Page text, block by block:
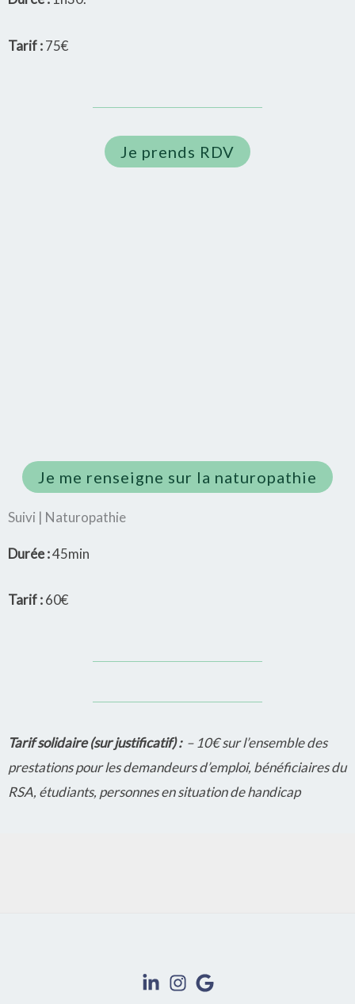
Tarif :75€
Je prends RDV
Je me renseigne sur la naturopathie
Suivi | Naturopathie
Durée :45min
Tarif :60€
Tarif solidaire (sur justificatif) : – 10€ sur l’ensemble des
prestations pour les demandeurs d’emploi, bénéficiaires du
RSA, étudiants, personnes en situation de handicap